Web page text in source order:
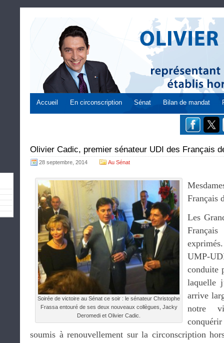
Accueil En circonscription Sénat Bilan de mandat
Olivier Cadic, premier sénateur UDI des Français
28 septembre, 2014 Au Sénat
Soirée de victoire au Sénat ce soir : le sénateur Christophe
Frassa entouré de ses deux nouveaux collègues, Jacky
Deromedi et Olivier Cadic.
Français
Les
UMP-
conduite
laquelle
arrive
notre
soumis à renouvellement sur la circonscription